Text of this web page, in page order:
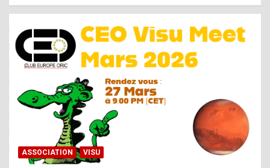
u
i
n
e
R
o
ASSOCIATION VISU